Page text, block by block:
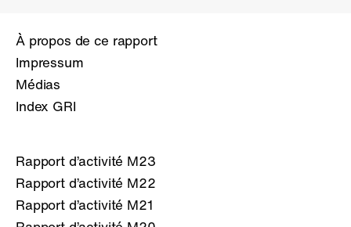
À propos de ce rapport
Impressum
Médias
Index GRI
Rapport d’activité M23
Rapport d’activité M22
Rapport d’activité M21